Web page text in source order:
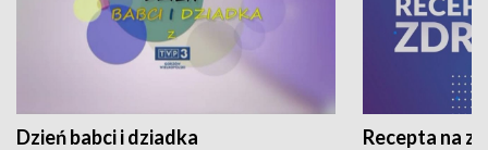
Dzień babci i dziadka Recepta na